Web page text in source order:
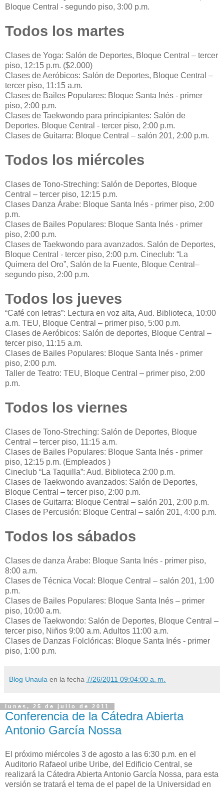
Bloque Central - segundo piso, 3:00 p.m.
Todos los martes
Clases de Yoga: Salón de Deportes, Bloque Central – tercer
piso, 12:15 p.m. ($2.000)
Clases de Aeróbicos: Salón de Deportes, Bloque Central –
tercer piso, 11:15 a.m.
Clases de Bailes Populares: Bloque Santa Inés - primer
piso, 2:00 p.m.
Clases de Taekwondo para principiantes: Salón de
Deportes. Bloque Central - tercer piso, 2:00 p.m.
Clases de Guitarra: Bloque Central – salón 201, 2:00 p.m.
Todos los miércoles
Clases de Tono-Streching: Salón de Deportes, Bloque
Central – tercer piso, 12:15 p.m.
Clases Danza Árabe: Bloque Santa Inés - primer piso, 2:00
p.m.
Clases de Bailes Populares: Bloque Santa Inés - primer
piso, 2:00 p.m.
Clases de Taekwondo para avanzados. Salón de Deportes,
Bloque Central - tercer piso, 2:00 p.m. Cineclub: “La
Quimera del Oro”, Salón de la Fuente, Bloque Central–
segundo piso, 2:00 p.m.
Todos los jueves
“Café con letras”: Lectura en voz alta, Aud. Biblioteca, 10:00
a.m. TEU, Bloque Central – primer piso, 5:00 p.m.
Clases de Aeróbicos: Salón de deportes, Bloque Central –
tercer piso, 11:15 a.m.
Clases de Bailes Populares: Bloque Santa Inés - primer
piso, 2:00 p.m.
Taller de Teatro: TEU, Bloque Central – primer piso, 2:00
p.m.
Todos los viernes
Clases de Tono-Streching: Salón de Deportes, Bloque
Central – tercer piso, 11:15 a.m.
Clases de Bailes Populares: Bloque Santa Inés - primer
piso, 12:15 p.m. (Empleados )
Cineclub “La Taquilla”: Aud. Biblioteca 2:00 p.m.
Clases de Taekwondo avanzados: Salón de Deportes,
Bloque Central – tercer piso, 2:00 p.m.
Clases de Guitarra: Bloque Central – salón 201, 2:00 p.m.
Clases de Percusión: Bloque Central – salón 201, 4:00 p.m.
Todos los sábados
Clases de danza Árabe: Bloque Santa Inés - primer piso,
8:00 a.m.
Clases de Técnica Vocal: Bloque Central – salón 201, 1:00
p.m.
Clases de Bailes Populares: Bloque Santa Inés – primer
piso, 10:00 a.m.
Clases de Taekwondo: Salón de Deportes, Bloque Central –
tercer piso, Niños 9:00 a.m. Adultos 11:00 a.m.
Clases de Danzas Folclóricas: Bloque Santa Inés - primer
piso, 1:00 p.m.
Blog Unaula en la fecha 7/26/2011 09:04:00 a. m.
lunes, 25 de julio de 2011
Conferencia de la Cátedra Abierta
Antonio García Nossa
El próximo miércoles 3 de agosto a las 6:30 p.m. en el
Auditorio Rafaeol uribe Uribe, del Edificio Central, se
realizará la Cátedra Abierta Antonio García Nossa, para esta
versión se tratará el tema de el papel de la Universidad en